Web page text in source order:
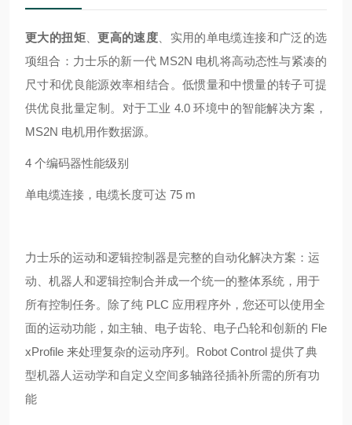
更大的扭矩、更高的速度 、实用的单电缆连接和广泛的选
项组合：力士乐的新一代 MS2N 电机将高动态性与紧凑的
尺寸和优良能源效率相结合。低惯量和中惯量的转子可提
供优良批量定制。对于工业 4.0 环境中的智能解决方案，
MS2N 电机用作数据源。
4 个编码器性能级别
单电缆连接，电缆长度可达 75 m
力士乐的运动和逻辑控制器是完整的自动化解决方案：运
动、机器人和逻辑控制合并成一个统一的整体系统，用于
所有控制任务。除了纯 PLC 应用程序外，您还可以使用全
面的运动功能，如主轴、电子齿轮、电子凸轮和创新的 Fle
xProfile 来处理复杂的运动序列。Robot Control 提供了典
型机器人运动学和自定义空间多轴路径插补所需的所有功
能